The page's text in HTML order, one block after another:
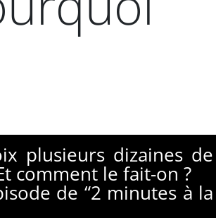
plusieurs dizaines de
comment le fait-on ?
de “2 minutes à la